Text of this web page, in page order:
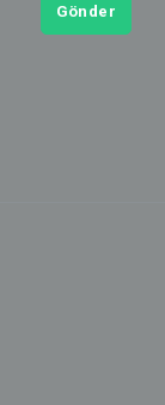
Gönder